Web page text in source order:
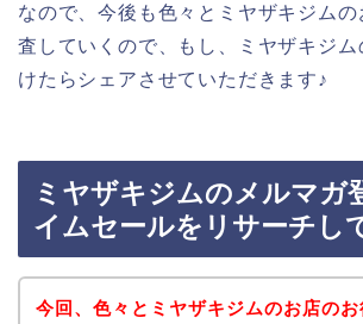
なので、今後も色々とミヤザキジムの
査していくので、もし、ミヤザキジム
けたらシェアさせていただきます♪
ミヤザキジムのメルマガ
イムセールをリサーチし
今回、色々とミヤザキジムのお店のお